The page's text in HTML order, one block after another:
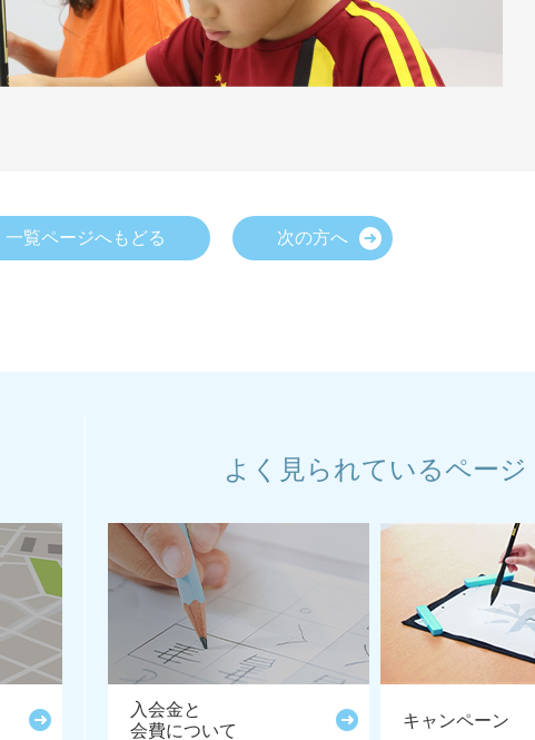
一覧ページへもどる 次の方へ
よく見られているページ
入会金と
会費について
キャンペーン